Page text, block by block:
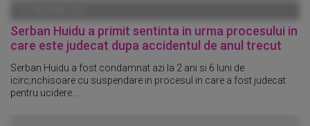
Serban Huidu a primit sentinta in urma procesului in
care este judecat dupa accidentul de anul trecut
Serban Huidu a fost condamnat azi la 2 ani si 6 luni de
icirc;nchisoare cu suspendare in procesul in care a fost judecat
pentru ucidere...